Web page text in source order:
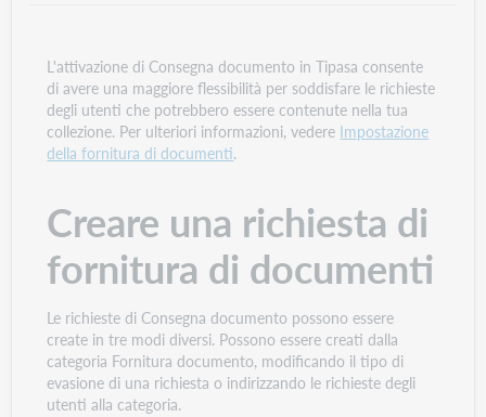
L'attivazione di Consegna documento in Tipasa consente
di avere una maggiore flessibilità per soddisfare le richieste
degli utenti che potrebbero essere contenute nella tua
collezione. Per ulteriori informazioni, vedere Impostazione
della fornitura di documenti.
Creare una richiesta di
fornitura di documenti
Le richieste di Consegna documento possono essere
create in tre modi diversi. Possono essere creati dalla
categoria Fornitura documento, modificando il tipo di
evasione di una richiesta o indirizzando le richieste degli
utenti alla categoria.